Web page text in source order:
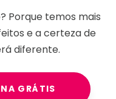
Porque temos mais
e a certeza de
diferente.
GRÁTIS